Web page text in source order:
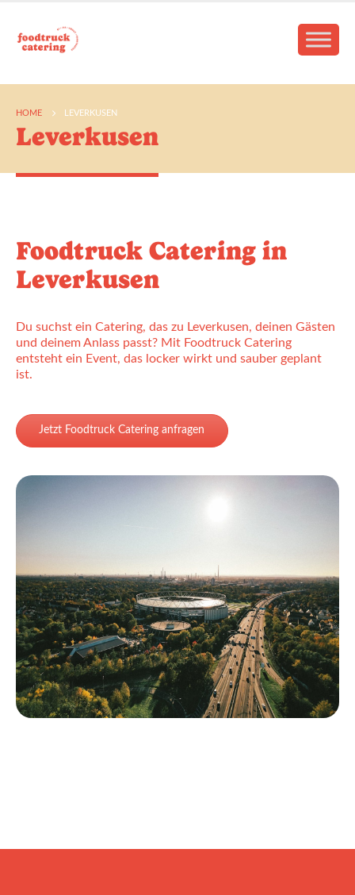
HOME LEVERKUSEN
Leverkusen
Foodtruck Catering in
Leverkusen
Du suchst ein Catering, das zu Leverkusen, deinen Gästen
und deinem Anlass passt? Mit Foodtruck Catering
entsteht ein Event, das locker wirkt und sauber geplant
ist.
Jetzt Foodtruck Catering anfragen